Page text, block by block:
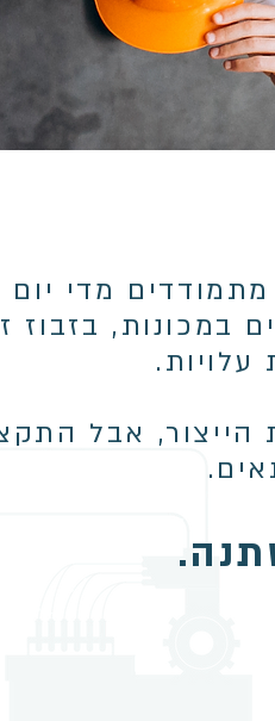
מדי יום
במכונות, בזבוז
עלויות.
אבל